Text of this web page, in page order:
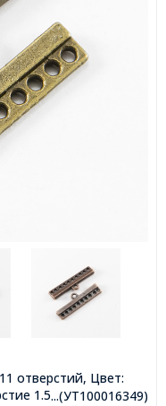
...(УТ100016349)
отверстий, Цвет: